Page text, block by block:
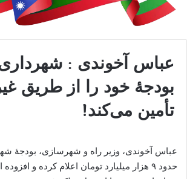
عباس آخوندی :
بودجۀ خود را از طریق
تأمین می‌کند!
عباس آخوندی، وزیر راه و شهرسازی، بودجۀ
حدود ۹ هزار میلیارد تومان اعلام کرده و